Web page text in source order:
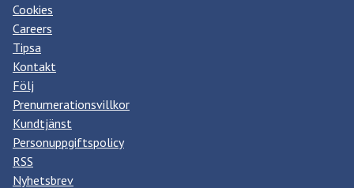
Cookies
Careers
Tipsa
Kontakt
Följ
Prenumerationsvillkor
Kundtjänst
Personuppgiftspolicy
RSS
Nyhetsbrev